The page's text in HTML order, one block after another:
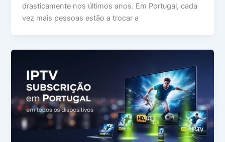
drasticamente nos últimos anos. Em Portugal, cada
vez mais pessoas estão a trocar a